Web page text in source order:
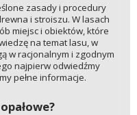
zasady i procedury
i stroiszu. W lasach
miejsc i obiektów, które
na temat lasu, w
w racjonalnym i zgodnym
najpierw odwiedźmy
pełne informacje.